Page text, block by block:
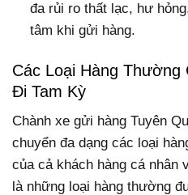
đa rủi ro thất lạc, hư
tâm khi gửi hàng.
Các Loại Hàng Thường
Đi Tam Kỳ
Chành xe gửi hàng Tuyên
chuyển đa dạng các loại
của cả khách hàng cá nhân
là những loại hàng thường